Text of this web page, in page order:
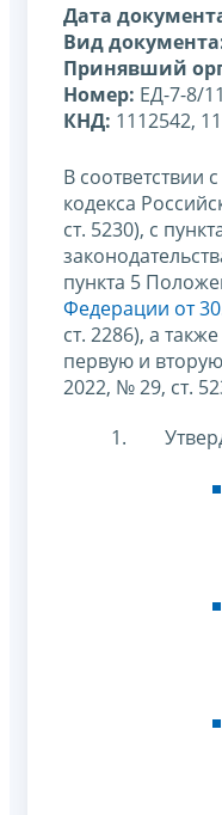
Дата
Вид
Принявший
Номер: ЕД-7-8/
КНД: 1112542,
В соответствии
кодекса
ст. 5230), с
пункта 5
Федерации от
ст. 2286), а
первую и
2022, № 29, ст.